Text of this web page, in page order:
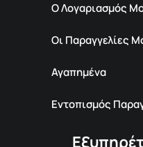
Ο Λογαριασμός
Οι Παραγγελίες
Αγαπημένα
Εντοπισμός